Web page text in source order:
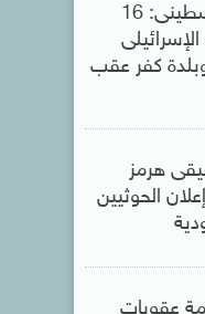
الهلال الأحمر الفلسطينى: 16
الإسرائيلى
كفر عقب
هرمز
الحوثيين